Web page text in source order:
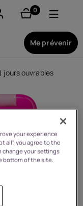
0
éléments
Me prévenir
jours ouvrables
your experience
all", you agree to the
change your settings
bottom of the site.